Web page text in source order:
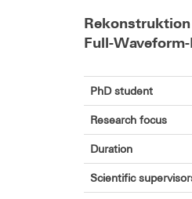
Full-
PhD student
Research focus
Duration
Scientific